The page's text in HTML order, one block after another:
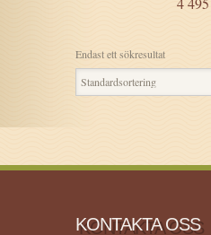
Endast ett sökresultat
KONTAKTA OSS